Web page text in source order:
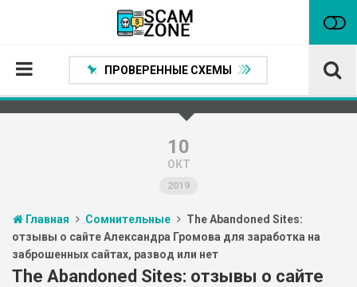
Проверенные способы заработка
Статьи
Партнеры
ПРОВЕРЕННЫЕ СХЕМЫ
10
ОКТ
2019
Главная Сомнительные
The Abandoned Sites:
отзывы о сайте Александра Громова для заработка на
заброшенных сайтах, развод или нет
The Abandoned Sites: отзывы о сайте